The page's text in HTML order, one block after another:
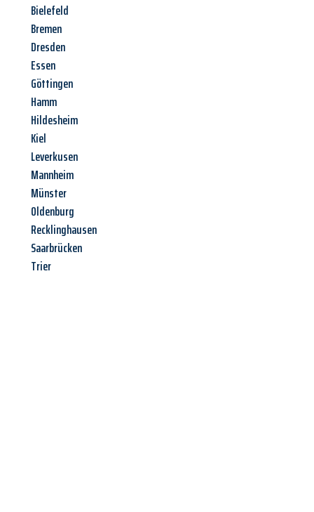
Bielefeld
Bremen
Dresden
Essen
Göttingen
Hamm
Hildesheim
Kiel
Leverkusen
Mannheim
Münster
Oldenburg
Recklinghausen
Saarbrücken
Trier